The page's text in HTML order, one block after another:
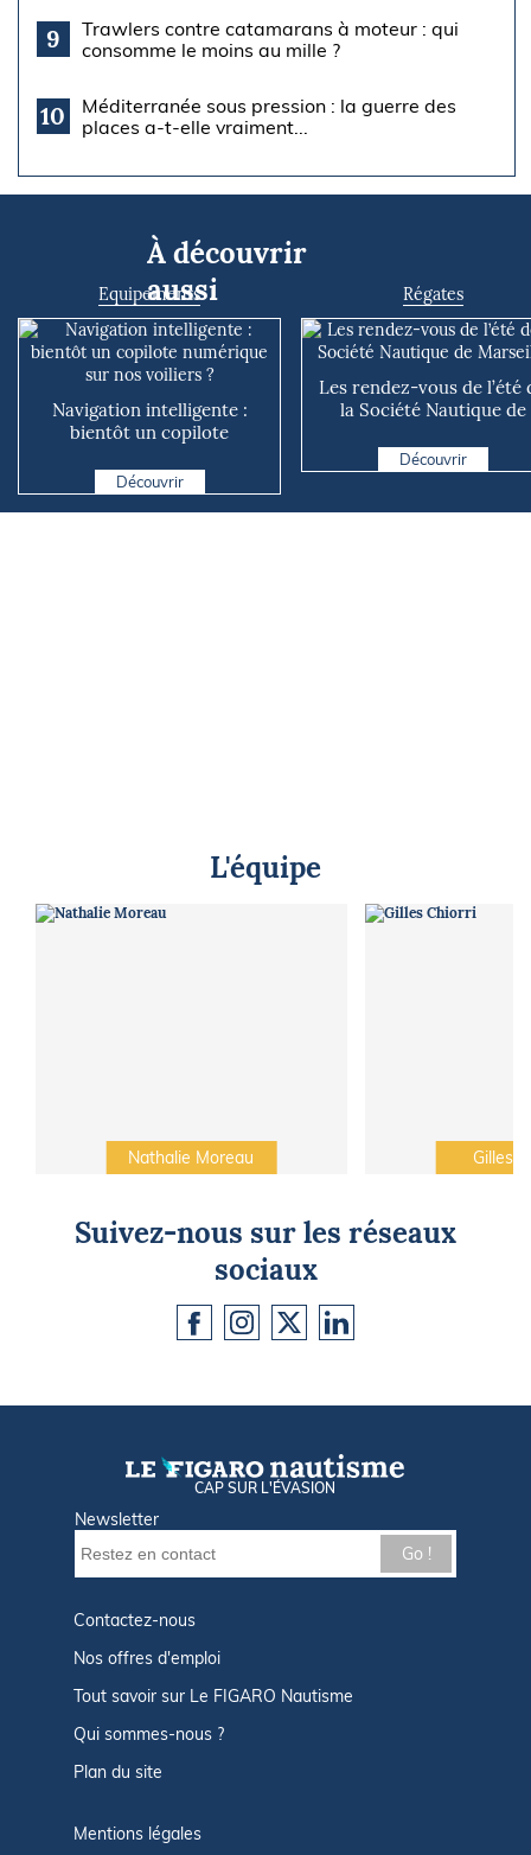
9
Trawlers contre catamarans à moteur : qui
consomme le moins au mille ?
10
Méditerranée sous pression : la guerre des
places a-t-elle vraiment...
À découvrir
aussi
Equipements
Navigation intelligente :
bientôt un copilote
Découvrir
Régates
Les rendez-vous de l’été
la Société Nautique de
Découvrir
L'équipe
Nathalie Moreau Gilles
Suivez-nous sur les réseaux
sociaux
CAP SUR L'ÉVASION
Newsletter
Go !
Contactez-nous
Nos offres d'emploi
Tout savoir sur Le FIGARO Nautisme
Qui sommes-nous ?
Plan du site
Mentions légales